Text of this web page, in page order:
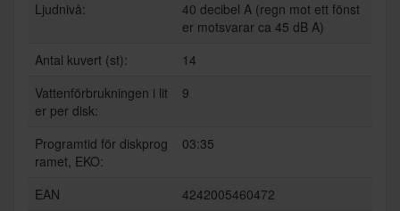
Ljudnivå:
40 decibel A (regn mot ett fönst
er motsvarar ca 45 dB A)
Antal kuvert (st):
14
Vattenförbrukningen i lit
er per disk:
9
Programtid för diskprog
ramet, EKO:
03:35
EAN 4242005460472